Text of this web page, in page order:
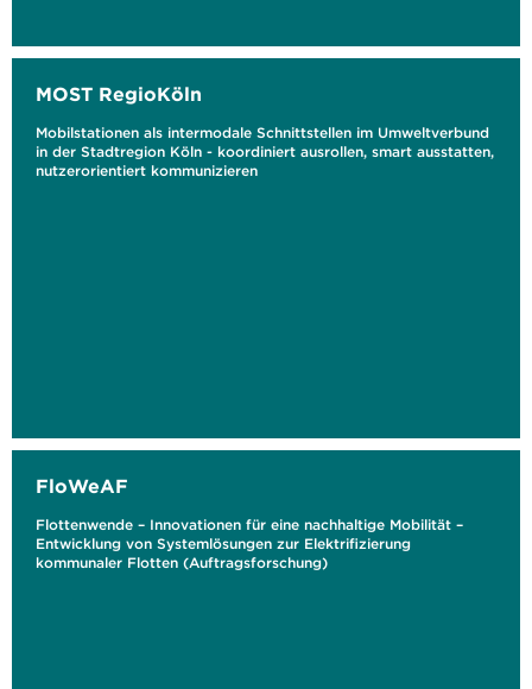
MOST RegioKöln
Mobilstationen als intermodale Schnittstellen im Umweltverbund
in der Stadtregion Köln - koordiniert ausrollen, smart ausstatten,
nutzerorientiert kommunizieren
FloWeAF
Flottenwende – Innovationen für eine nachhaltige Mobilität –
Entwicklung von Systemlösungen zur Elektrifizierung
kommunaler Flotten (Auftragsforschung)